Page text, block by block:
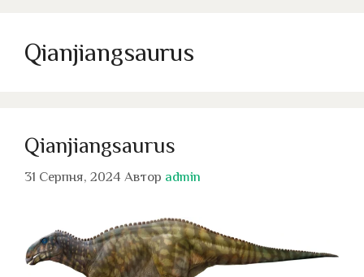
Qianjiangsaurus
Qianjiangsaurus
31 Серпня, 2024 Автор admin